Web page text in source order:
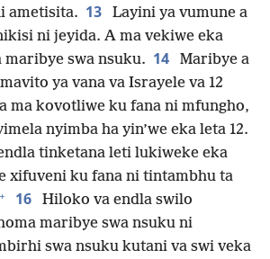
ametisita. 13
Layini ya vumune a
ni jeyida. A ma vekiwe eka
swa nsuku. 14
Maribye a
ya vana va Israyele va 12
ma kovotliwe ku fana ni mfungho,
nyimba ha yin’we eka leta 12.
tinketana leti lukiweke eka
xifuveni ku fana ni tintambhu ta
+ 16
Hiloko va endla swilo
maribye swa nsuku ni
swa nsuku kutani va swi veka